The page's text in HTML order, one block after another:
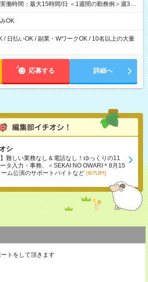
働時間：最大15時間/日 ＜1週間の勤務例＞週3回
・金 休み：火・木・土・日 好きな時にお仕事
OK
/ 日払いOK / 副業・WワークOK / 10名以上の大量
応募する 詳細へ
シ
】難しい業務なし＆電話なし！ゆっくりの11
タ入力・事務、＜SEKAI NO OWARI＊8月15
ム公演のサポートバイトなど (8/7UP!)
トをして頂きます